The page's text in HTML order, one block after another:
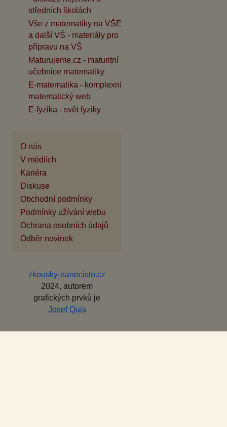
středních školách
Vše z matematiky na VŠE
a další VŠ - materiály pro
přípravu na VŠ
Maturujeme.cz - maturitní
učebnice matematiky
E-matematika - komplexní
matematický web
E-fyzika - svět fyziky
O nás
V médiích
Kariéra
Diskuse
Obchodní podmínky
Podmínky užívání webu
Ochrana osobních údajů
Odběr novinek
zkousky-nanecisto.cz
2024, autorem
grafických prvků je
Josef Quis